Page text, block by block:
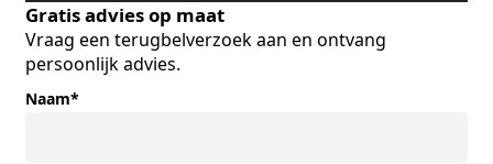
Gratis advies op maat
Vraag een terugbelverzoek aan en ontvang
persoonlijk advies.
Naam*